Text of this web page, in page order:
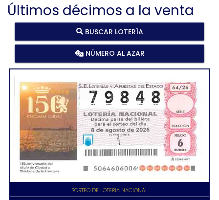
Últimos décimos a la venta
BUSCAR LOTERÍA
NÚMERO AL AZAR
SORTEO DE LOTERIA NACIONAL